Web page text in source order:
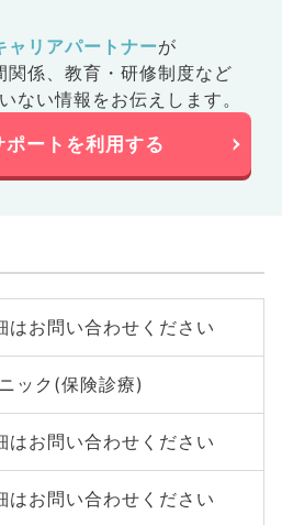
ャリアパートナーが
係、 教育・研修制度など
ない情報をお伝えします。
ポートを利用する
はお問い合わせください
ック(保険診療)
はお問い合わせください
はお問い合わせください